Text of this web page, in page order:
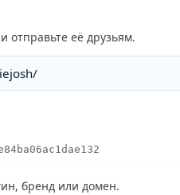
отправьте её друзьям.
бренд или домен.